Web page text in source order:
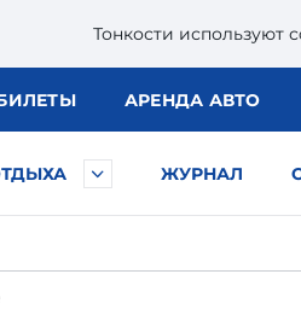
Тонкости используют
АРЕНДА АВТО
ЖУРНАЛ